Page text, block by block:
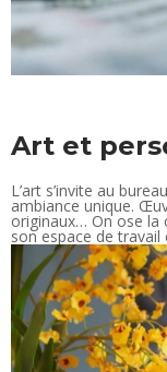
Art et
L’art s’invite au
ambiance unique.
originaux… On ose la
son espace de